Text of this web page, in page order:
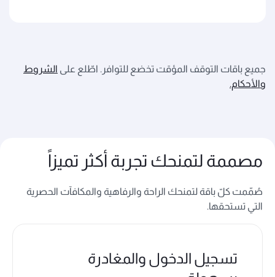
جميع باقات التوقف المؤقت تخضع للتوافر. اطّلع على الشروط
والأحكام.
مصممة لتمنحك تجربة أكثر تميزاً
صُمّمت كلّ باقة لتمنحك الراحة والرفاهية والمكافآت الحصرية
التي تستحقها.
تسجيل الدخول والمغادرة